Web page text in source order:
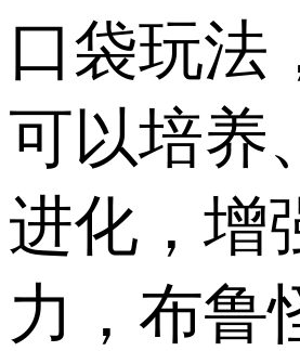
口袋玩法
可以培养
进化，增
力，布鲁